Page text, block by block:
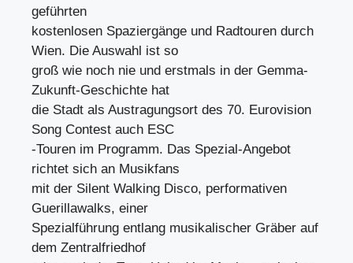
geführten
kostenlosen Spaziergänge und Radtouren durch
Wien. Die Auswahl ist so
groß wie noch nie und erstmals in der Gemma-
Zukunft-Geschichte hat
die Stadt als Austragungsort des 70. Eurovision
Song Contest auch ESC
-Touren im Programm. Das Spezial-Angebot
richtet sich an Musikfans
mit der Silent Walking Disco, performativen
Guerillawalks, einer
Spezialführung entlang musikalischer Gräber auf
dem Zentralfriedhof